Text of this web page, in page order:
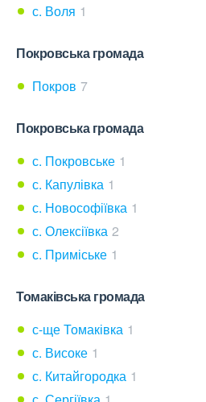
с. Воля 1
Покровська громада
Покров 7
Покровська громада
с. Покровське 1
с. Капулівка 1
с. Новософіївка 1
с. Олексіївка 2
с. Приміське 1
Томаківська громада
с-ще Томаківка 1
с. Високе 1
с. Китайгородка 1